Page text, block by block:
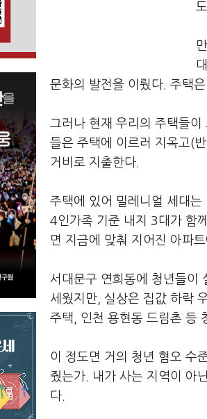
문화의 발전을 이뤘다. 주택
그러나 현재 우리의 주택들
들은 주택에 이르러 지옥고(
거비로 지출한다.
주택에 있어 밀레니얼 세대
4인가족 기준 내지 3대가 함
면 지금에 맞춰 지어진 아파
서대문구 연희동에 청년들이
세웠지만, 실상은 집값 하락
주택, 인천 용현동 드림촌 등
이 정도면 거의 청년 혐오 수
줬는가. 내가 사는 지역이 아
다.